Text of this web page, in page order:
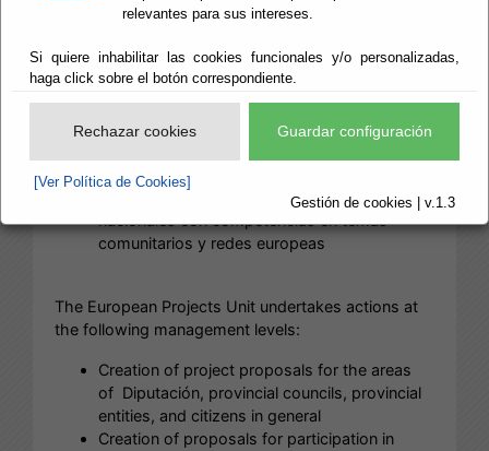
relevantes para sus intereses.
Si quiere inhabilitar las cookies funcionales y/o personalizadas,
haga click sobre el botón correspondiente.
Rechazar cookies Guardar configuración
[Ver Política de Cookies]
Gestión de cookies | v.1.3
provincia, entidades provinciales y ciudadanía
Derivación de propuestas de participación en
programas/iniciativas europeas
Coordinación y ejecución de proyectos
aprobados con financiación europea a la
Ejecución de convenios de colaboración con
entidades provinciales, regionales y
nacionales con competencias en temas
comunitarios y redes europeas
The European Projects Unit undertakes actions at
the following management levels:
Creation of project proposals for the areas
of Diputación, provincial councils, provincial
entities, and citizens in general
Creation of proposals for participation in